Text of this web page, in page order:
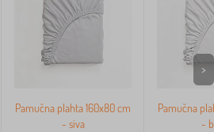
Pamučna plahta 160x80 cm
- siva
Pamučna
-
>